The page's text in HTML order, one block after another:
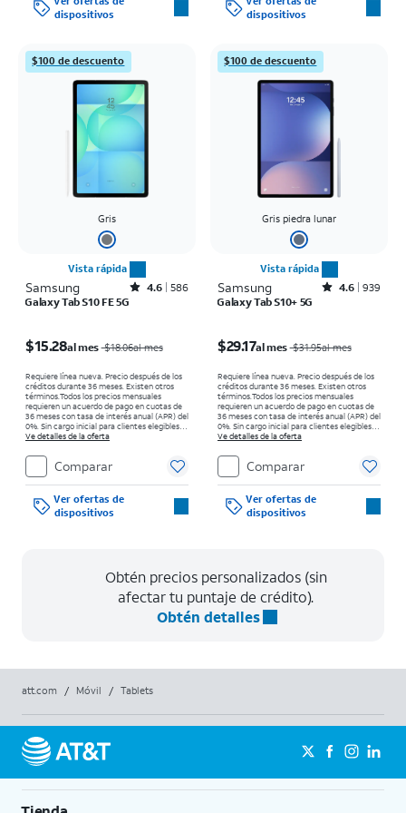
dispositivos
dispositivos
$100 de descuento
Gris
Vista rápida
Samsung Rated4.6out of 5 stars with586reviews
4.6 586
Galaxy Tab S10 FE 5G
$15.28al mes$18.06al mes
Requiere línea nueva. Precio después de los
créditos durante 36 meses. Existen otros
términos.Todos los precios mensuales
requieren un acuerdo de pago en cuotas de
36 meses con tasa de interés anual (APR) del
0%. Sin cargo inicial para clientes elegibles y
con buenos antecedentes. El impuesto sobre
momento de la compra. Existen
restricciones.
Ve detalles de la oferta
Comparar
Ver ofertas de
dispositivos
$100 de descuento
Gris piedra lunar
Vista rápida
Samsung Rated4.6out of 5 stars with939reviews
4.6 939
Galaxy Tab S10+ 5G
$29.17al mes$31.95al mes
Requiere línea nueva. Precio después de los
créditos durante 36 meses. Existen otros
términos.Todos los precios mensuales
requieren un acuerdo de pago en cuotas de
36 meses con tasa de interés anual (APR) del
0%. Sin cargo inicial para clientes elegibles y
con buenos antecedentes. El impuesto sobre
momento de la compra. Existen
restricciones.
Ve detalles de la oferta
Comparar
Ver ofertas de
dispositivos
Obtén precios personalizados (sin
afectar tu puntaje de crédito).
Obtén detalles
att.com / Móvil / Tablets